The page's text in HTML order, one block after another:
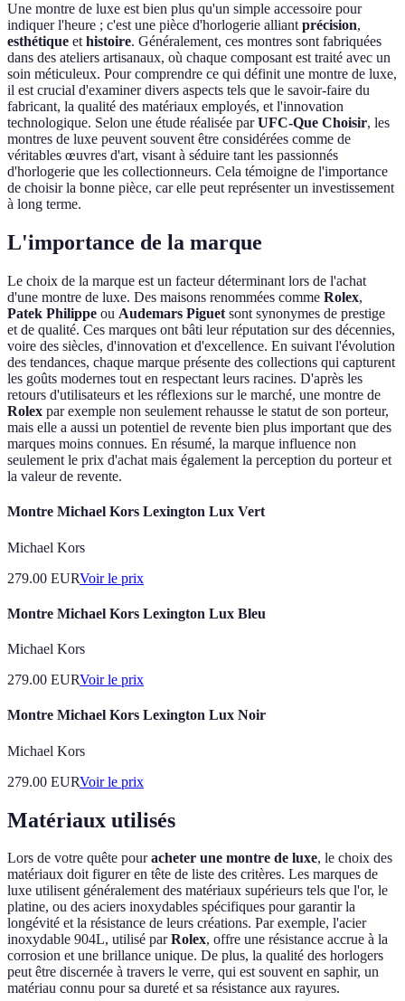
Une montre de luxe est bien plus qu'un simple accessoire pour
indiquer l'heure ; c'est une pièce d'horlogerie alliant précision,
esthétique et histoire. Généralement, ces montres sont fabriquées
dans des ateliers artisanaux, où chaque composant est traité avec un
soin méticuleux. Pour comprendre ce qui définit une montre de luxe,
il est crucial d'examiner divers aspects tels que le savoir-faire du
fabricant, la qualité des matériaux employés, et l'innovation
technologique. Selon une étude réalisée parUFC-Que Choisir, les
montres de luxe peuvent souvent être considérées comme de
véritables œuvres d'art, visant à séduire tant les passionnés
d'horlogerie que les collectionneurs. Cela témoigne de l'importance
de choisir la bonne pièce, car elle peut représenter un investissement
à long terme.
L'importance de la marque
Le choix de la marque est un facteur déterminant lors de l'achat
d'une montre de luxe. Des maisons renommées comme Rolex,
Patek Philippe ou Audemars Piguet sont synonymes de prestige
et de qualité. Ces marques ont bâti leur réputation sur des décennies,
voire des siècles, d'innovation et d'excellence. En suivant l'évolution
des tendances, chaque marque présente des collections qui capturent
les goûts modernes tout en respectant leurs racines. D'après les
retours d'utilisateurs et les réflexions sur le marché, une montre de
Rolex par exemple non seulement rehausse le statut de son porteur,
mais elle a aussi un potentiel de revente bien plus important que des
marques moins connues. En résumé, la marque influence non
seulement le prix d'achat mais également la perception du porteur et
la valeur de revente.
Montre Michael Kors Lexington Lux Vert
Michael Kors
279.00 EURVoir le prix
Montre Michael Kors Lexington Lux Bleu
Michael Kors
279.00 EURVoir le prix
Montre Michael Kors Lexington Lux Noir
Michael Kors
279.00 EURVoir le prix
Matériaux utilisés
Lors de votre quête pouracheter une montre de luxe, le choix des
matériaux doit figurer en tête de liste des critères. Les marques de
luxe utilisent généralement des matériaux supérieurs tels que l'or, le
platine, ou des aciers inoxydables spécifiques pour garantir la
longévité et la résistance de leurs créations. Par exemple, l'acier
inoxydable 904L, utilisé parRolex, offre une résistance accrue à la
corrosion et une brillance unique. De plus, la qualité des horlogers
peut être discernée à travers le verre, qui est souvent en saphir, un
matériau connu pour sa dureté et sa résistance aux rayures.